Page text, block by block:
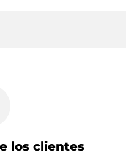
los clientes